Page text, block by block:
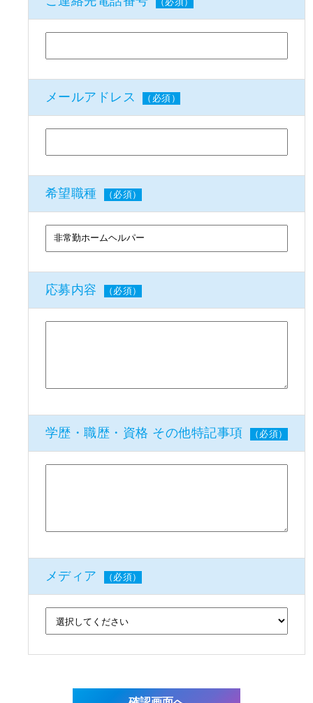
メールアドレス （必須）
希望職種 （必須）
応募内容 （必須）
学歴・職歴・資格 その他特記事項 （必須）
メディア （必須）